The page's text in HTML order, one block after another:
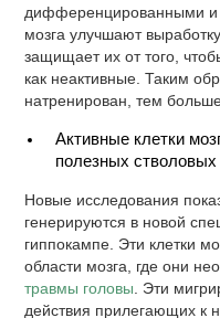
дифференцированными и
мозга улучшают
защищает их от того,
как неактивные. Таким
натренирован, тем
Активные клетки
полезных стволовых
Новые исследования
генерируются в новой
гиппокампе. Эти клетки
области мозга, где они
травмы головы . Эти
действия прилегающих к